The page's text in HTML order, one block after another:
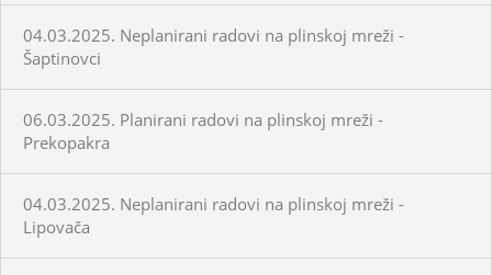
04.03.2025. Neplanirani radovi na plinskoj mreži -
Šaptinovci
06.03.2025. Planirani radovi na plinskoj mreži -
Prekopakra
04.03.2025. Neplanirani radovi na plinskoj mreži -
Lipovača